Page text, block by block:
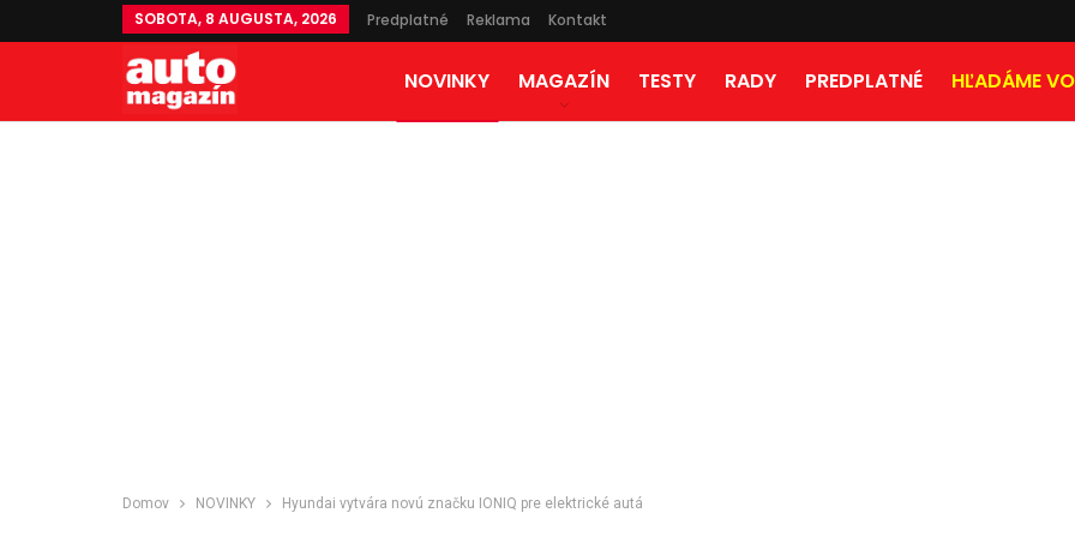
SOBOTA, 8 AUGUSTA, 2026 Predplatné Reklama Kontakt
NOVINKY MAGAZÍN TESTY RADY PREDPLATNÉ HĽADÁME
Domov NOVINKY Hyundai vytvára novú značku IONIQ pre elektrické autá